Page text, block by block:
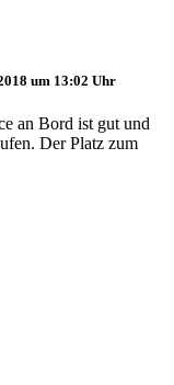
um 13:02 Uhr
an Bord ist gut und
Der Platz zum